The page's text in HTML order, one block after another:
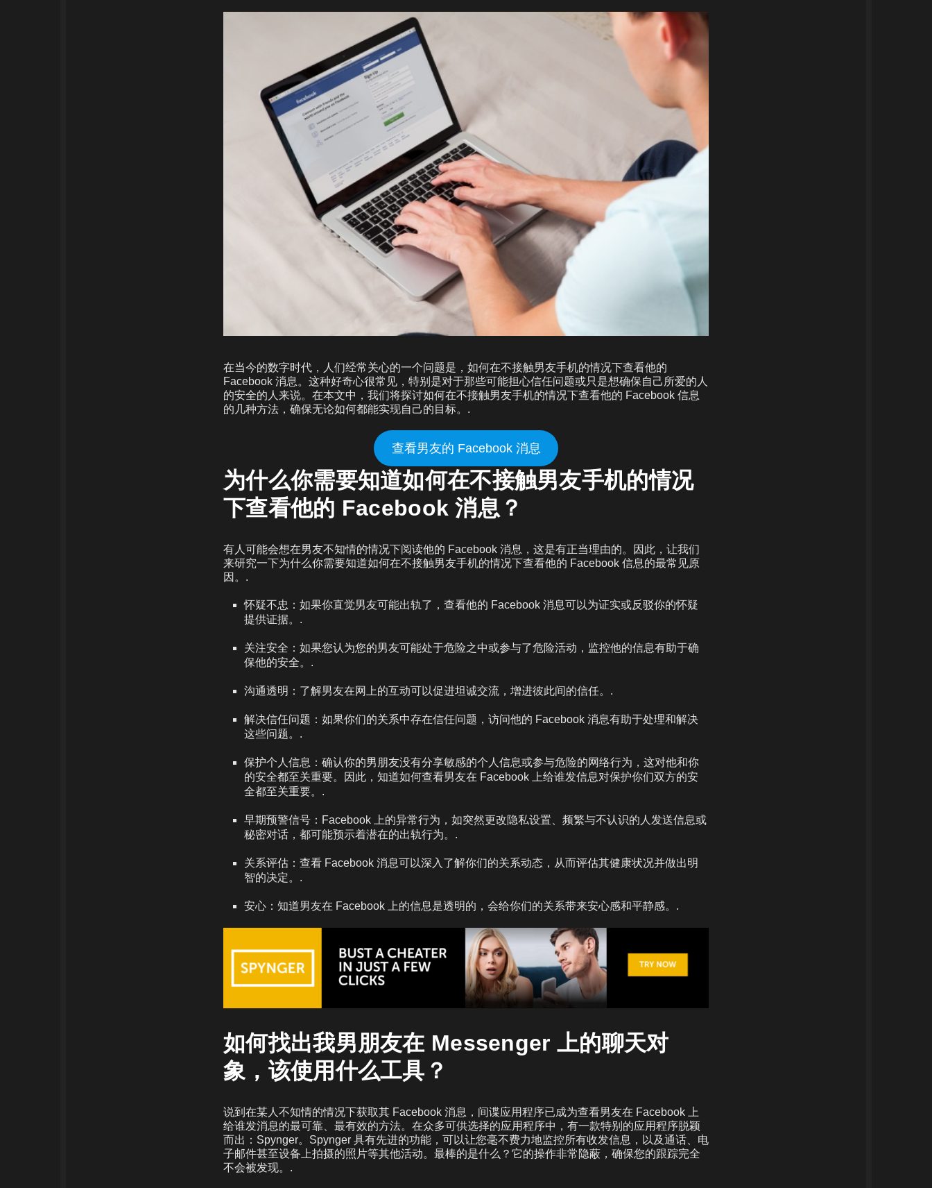
在当今的数字时代，人们经常关心的一个问题是，如何在不接触男友手机的情况下查看他的
Facebook 消息。这种好奇心很常见，特别是对于那些可能担心信任问题或只是想确保自己所爱的人
的安全的人来说。在本文中，我们将探讨如何在不接触男友手机的情况下查看他的 Facebook 信息
的几种方法，确保无论如何都能实现自己的目标。.
查看男友的 Facebook 消息
为什么你需要知道如何在不接触男友手机的情况
下查看他的 Facebook 消息？
有人可能会想在男友不知情的情况下阅读他的 Facebook 消息，这是有正当理由的。因此，让我们
来研究一下为什么你需要知道如何在不接触男友手机的情况下查看他的 Facebook 信息的最常见原
因。.
怀疑不忠：如果你直觉男友可能出轨了，查看他的 Facebook 消息可以为证实或反驳你的怀疑
提供证据。.
关注安全：如果您认为您的男友可能处于危险之中或参与了危险活动，监控他的信息有助于确
保他的安全。.
沟通透明：了解男友在网上的互动可以促进坦诚交流，增进彼此间的信任。.
解决信任问题：如果你们的关系中存在信任问题，访问他的 Facebook 消息有助于处理和解决
这些问题。.
保护个人信息：确认你的男朋友没有分享敏感的个人信息或参与危险的网络行为，这对他和你
的安全都至关重要。因此，知道如何查看男友在 Facebook 上给谁发信息对保护你们双方的安
全都至关重要。.
早期预警信号：Facebook 上的异常行为，如突然更改隐私设置、频繁与不认识的人发送信息或
秘密对话，都可能预示着潜在的出轨行为。.
关系评估：查看 Facebook 消息可以深入了解你们的关系动态，从而评估其健康状况并做出明
智的决定。.
安心：知道男友在 Facebook 上的信息是透明的，会给你们的关系带来安心感和平静感。.
如何找出我男朋友在 Messenger 上的聊天对
象，该使用什么工具？
说到在某人不知情的情况下获取其 Facebook 消息，间谍应用程序已成为查看男友在 Facebook 上
给谁发消息的最可靠、最有效的方法。在众多可供选择的应用程序中，有一款特别的应用程序脱颖
而出：Spynger。Spynger 具有先进的功能，可以让您毫不费力地监控所有收发信息，以及通话、电
子邮件甚至设备上拍摄的照片等其他活动。最棒的是什么？它的操作非常隐蔽，确保您的跟踪完全
不会被发现。.